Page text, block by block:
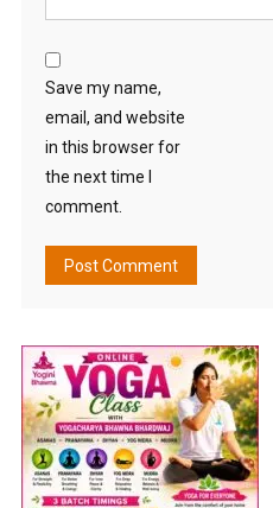
Save my name,
email, and website
in this browser for
the next time I
comment.